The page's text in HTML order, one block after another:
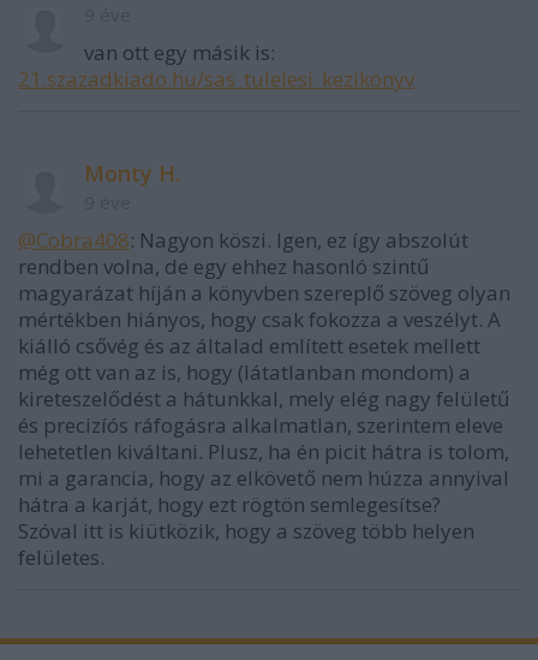
van ott egy másik is:
21.szazadkiado.hu/sas_tulelesi_kezikonyv
Monty H.
@Cobra408: Nagyon köszi. Igen, ez így abszolút
rendben volna, de egy ehhez hasonló szintű
magyarázat híján a könyvben szereplő szöveg olyan
mértékben hiányos, hogy csak fokozza a veszélyt. A
kiálló csővég és az általad említett esetek mellett
még ott van az is, hogy (látatlanban mondom) a
kireteszelődést a hátunkkal, mely elég nagy felületű
és precizíós ráfogásra alkalmatlan, szerintem eleve
lehetetlen kiváltani. Plusz, ha én picit hátra is tolom,
mi a garancia, hogy az elkövető nem húzza annyival
hátra a karját, hogy ezt rögtön semlegesítse?
Szóval itt is kiütközik, hogy a szöveg több helyen
felületes.